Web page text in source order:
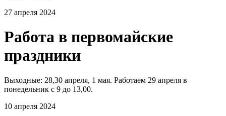
27 апреля 2024
Работа в первомайские
праздники
Выходные: 28,30 апреля, 1 мая. Работаем 29 апреля в
понедельник с 9 до 13,00.
10 апреля 2024